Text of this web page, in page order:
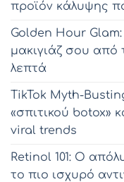
προϊόν κάλυψης
Golden Hour
μακιγιάζ σου
λεπτά
TikTok Myth-
«σπιτικού botox»
viral trends
Retinol 101: Ο
το πιο ισχυρό